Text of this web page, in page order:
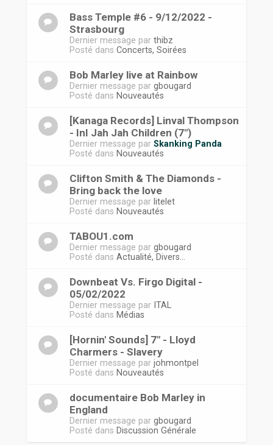
Bass Temple #6 - 9/12/2022 -
Strasbourg
Dernier message par thibz
Posté dans Concerts, Soirées
Bob Marley live at Rainbow
Dernier message par gbougard
Posté dans Nouveautés
[Kanaga Records] Linval Thompson
- InI Jah Jah Children (7")
Dernier message par Skanking Panda
Posté dans Nouveautés
Clifton Smith & The Diamonds -
Bring back the love
Dernier message par litelet
Posté dans Nouveautés
TABOU1.com
Dernier message par gbougard
Posté dans Actualité, Divers...
Downbeat Vs. Firgo Digital -
05/02/2022
Dernier message par ITAL
Posté dans Médias
[Hornin' Sounds] 7" - Lloyd
Charmers - Slavery
Dernier message par johmontpel
Posté dans Nouveautés
documentaire Bob Marley in
England
Dernier message par gbougard
Posté dans Discussion Générale